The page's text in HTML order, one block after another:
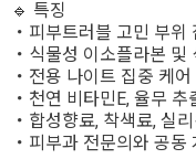
🔹 특징
・피부트러블 고민 부위
・식물성 이소플라본
・전용 나이트 집중 케
・천연 비타민E, 율무
・합성향료, 착색료, 실
・피부과 전문의와 공동